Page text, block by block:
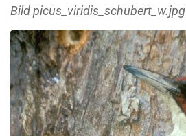
Bild picus_viridis_schubert_w.jpg